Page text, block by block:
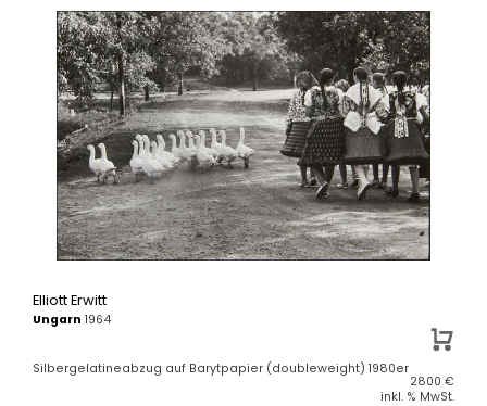
Elliott Erwitt
Ungarn 1964
Silbergelatineabzug auf Barytpapier (doubleweight) 1980er
2800 €
inkl. % MwSt.